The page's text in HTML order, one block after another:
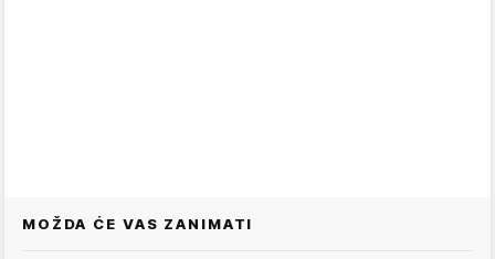
MOŽDA ĆE VAS ZANIMATI